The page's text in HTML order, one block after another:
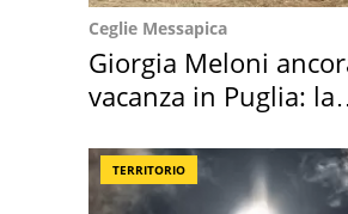
Ceglie Messapica
Giorgia Meloni
vacanza in Puglia: la
TERRITORIO